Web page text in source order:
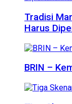
Tradisi
Harus
BRIN –